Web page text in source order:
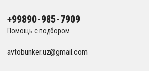
+99890-985-7909
Помощь с подбором
avtobunker.uz@gmail.com